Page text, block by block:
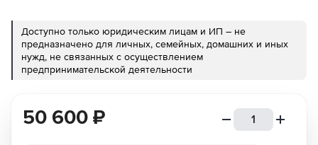
Доступно только юридическим лицам и ИП – не
предназначено для личных, семейных, домашних и иных
нужд, не связанных с осуществлением
предпринимательской деятельности
50 600 ₽